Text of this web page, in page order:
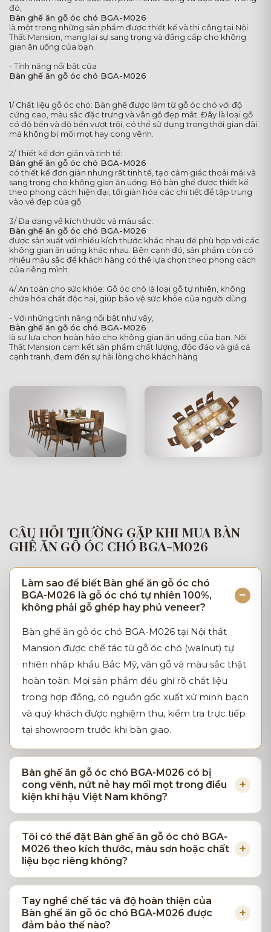
đó,
Bàn ghế ăn gỗ óc chó BGA-M026
là một trong những sản phẩm được thiết kế và thi công tại Nội
Thất Mansion, mang lại sự sang trọng và đẳng cấp cho không
gian ăn uống của bạn.
- Tính năng nổi bật của
Bàn ghế ăn gỗ óc chó BGA-M026
:
1/ Chất liệu gỗ óc chó: Bàn ghế được làm từ gỗ óc chó với độ
cứng cao, màu sắc đặc trưng và vân gỗ đẹp mắt. Đây là loại gỗ
có độ bền và độ bền vượt trội, có thể sử dụng trong thời gian dài
mà không bị mối mọt hay cong vênh.
2/ Thiết kế đơn giản và tinh tế:
Bàn ghế ăn gỗ óc chó BGA-M026
có thiết kế đơn giản nhưng rất tinh tế, tạo cảm giác thoải mái và
sang trọng cho không gian ăn uống. Bộ bàn ghế được thiết kế
theo phong cách hiện đại, tối giản hóa các chi tiết để tập trung
vào vẻ đẹp của gỗ.
3/ Đa dạng về kích thước và màu sắc:
Bàn ghế ăn gỗ óc chó BGA-M026
được sản xuất với nhiều kích thước khác nhau để phù hợp với các
không gian ăn uống khác nhau. Bên cạnh đó, sản phẩm còn có
nhiều màu sắc để khách hàng có thể lựa chọn theo phong cách
của riêng mình.
4/ An toàn cho sức khỏe: Gỗ óc chó là loại gỗ tự nhiên, không
chứa hóa chất độc hại, giúp bảo vệ sức khỏe của người dùng.
- Với những tính năng nổi bật như vậy,
Bàn ghế ăn gỗ óc chó BGA-M026
là sự lựa chọn hoàn hảo cho không gian ăn uống của bạn. Nội
Thất Mansion cam kết sản phẩm chất lượng, độc đáo và giá cả
cạnh tranh, đem đến sự hài lòng cho khách hàng
CÂU HỎI THƯỜNG GẶP KHI MUA BÀN
GHẾ ĂN GỖ ÓC CHÓ BGA-M026
Làm sao để biết Bàn ghế ăn gỗ óc chó
BGA-M026 là gỗ óc chó tự nhiên 100%,
không phải gỗ ghép hay phủ veneer?
Bàn ghế ăn gỗ óc chó BGA-M026 tại Nội thất
Mansion được chế tác từ gỗ óc chó (walnut) tự
nhiên nhập khẩu Bắc Mỹ, vân gỗ và màu sắc thật
hoàn toàn. Mọi sản phẩm đều ghi rõ chất liệu
trong hợp đồng, có nguồn gốc xuất xứ minh bạch
và quý khách được nghiệm thu, kiểm tra trực tiếp
tại showroom trước khi bàn giao.
Bàn ghế ăn gỗ óc chó BGA-M026 có bị
cong vênh, nứt nẻ hay mối mọt trong điều
kiện khí hậu Việt Nam không?
Tôi có thể đặt Bàn ghế ăn gỗ óc chó BGA-
M026 theo kích thước, màu sơn hoặc chất
liệu bọc riêng không?
Tay nghề chế tác và độ hoàn thiện của
Bàn ghế ăn gỗ óc chó BGA-M026 được
đảm bảo thế nào?